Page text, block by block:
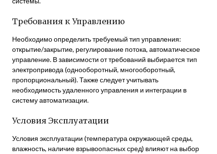
Требования к Управлению
Необходимо определить требуемый тип управления:
открытие/закрытие, регулирование потока, автоматическое
управление. В зависимости от требований выбирается тип
электропривода (однооборотный, многооборотный,
пропорциональный). Также следует учитывать
необходимость удаленного управления и интеграции в
систему автоматизации.
Условия Эксплуатации
Условия эксплуатации (температура окружающей среды,
влажность, наличие взрывоопасных сред) влияют на выбор